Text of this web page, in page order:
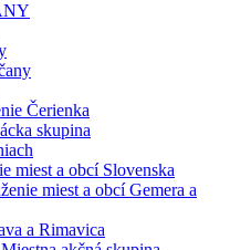
Čerienka
skupina
miest a obcí Slovenska
miest a obcí Gemera a
a Rimavica